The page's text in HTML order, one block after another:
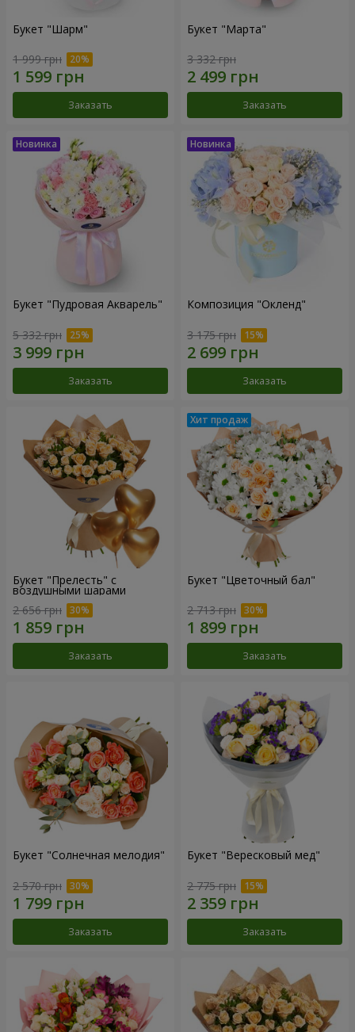
Букет "Шарм"
1 999 грн
Заказать
Букет "Марта"
3 332 грн
Заказать
Букет "Пудровая Акварель"
5 332 грн
Заказать
Композиция "Окленд"
3 175 грн
Заказать
Букет "Прелесть" с
воздушными шарами
2 656 грн
Заказать
Букет "Цветочный бал"
2 713 грн
Заказать
Букет "Солнечная мелодия"
2 570 грн
Заказать
Букет "Вересковый мед"
2 775 грн
Заказать